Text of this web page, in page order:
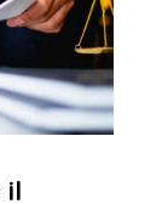
il